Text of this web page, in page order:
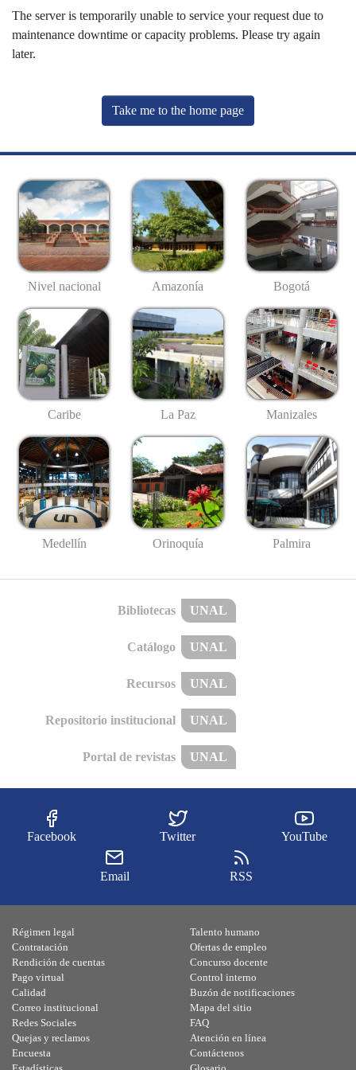
The server is temporarily unable to service your request due to
maintenance downtime or capacity problems. Please try again
later.
Take me to the home page
Nivel nacional Amazonía Bogotá
Caribe La Paz Manizales
Medellín Orinoquía Palmira
Bibliotecas UNAL
Catálogo UNAL
Recursos UNAL
Repositorio institucional UNAL
Portal de revistas UNAL
Facebook Twitter YouTube
Email RSS
Régimen legal
Contratación
Rendición de cuentas
Pago virtual
Calidad
Talento humano
Ofertas de empleo
Concurso docente
Control interno
Buzón de notificaciones
Correo institucional
Redes Sociales
Quejas y reclamos
Encuesta
Mapa del sitio
FAQ
Atención en línea
Contáctenos